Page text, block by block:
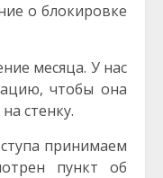
о блокировке
месяца. У нас
чтобы она
стенку.
принимаем
пункт об